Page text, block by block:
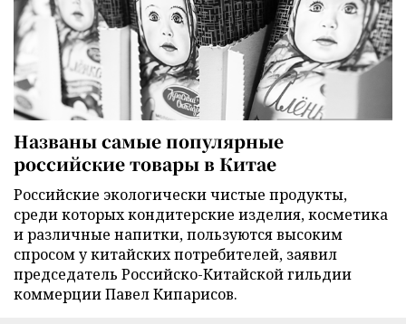
Названы самые популярные
российские товары в Китае
Российские экологически чистые продукты,
среди которых кондитерские изделия, косметика
и различные напитки, пользуются высоким
спросом у китайских потребителей, заявил
председатель Российско-Китайской гильдии
коммерции Павел Кипарисов.